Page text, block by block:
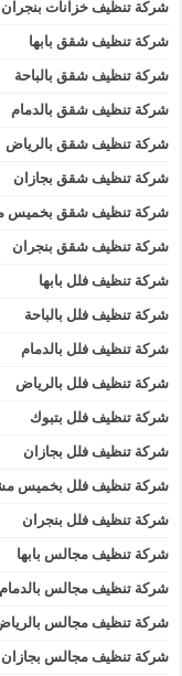
شركة تنظيف خزانات بنجران
شركة تنظيف شقق بابها
شركة تنظيف شقق بالباحة
شركة تنظيف شقق بالدمام
شركة تنظيف شقق بالرياض
شركة تنظيف شقق بجازان
شركة تنظيف شقق بخميس
شركة تنظيف شقق بنجران
شركة تنظيف فلل بابها
شركة تنظيف فلل بالباحة
شركة تنظيف فلل بالدمام
شركة تنظيف فلل بالرياض
شركة تنظيف فلل بتبوك
شركة تنظيف فلل بجازان
شركة تنظيف فلل بخميس
شركة تنظيف فلل بنجران
شركة تنظيف مجالس بابها
شركة تنظيف مجالس بالدمام
شركة تنظيف مجالس
شركة تنظيف مجالس بجازان